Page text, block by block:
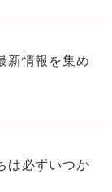
新情報を集め
は必ずいつか